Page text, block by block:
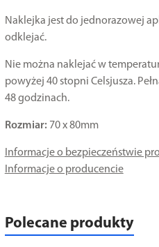
Naklejka jest do jednorazowej
odklejać.
Nie można naklejać w
powyżej 40 stopni Celsjusza.
48 godzinach.
Rozmiar: 70 x 80mm
Informacje o bezpieczeństwie
Informacje o producencie
Polecane produkty